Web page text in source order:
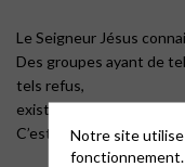
Le Seigneur Jésus
Des groupes ayant de
tels refus,
existaient à son époque.
C’est pour nous éviter
Notre site